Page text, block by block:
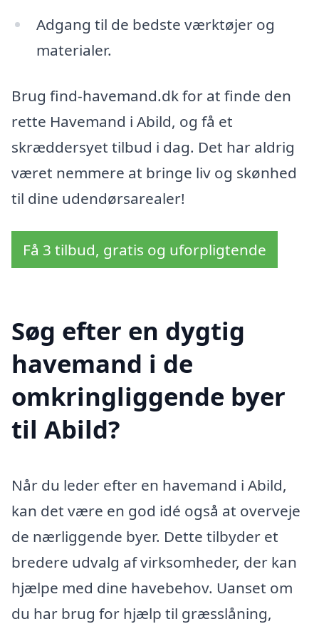
Adgang til de bedste værktøjer og
materialer.
Brug find-havemand.dk for at finde den
rette Havemand i Abild, og få et
skræddersyet tilbud i dag. Det har aldrig
været nemmere at bringe liv og skønhed
til dine udendørsarealer!
Få 3 tilbud, gratis og uforpligtende
Søg efter en dygtig
havemand i de
omkringliggende byer
til Abild?
Når du leder efter en havemand i Abild,
kan det være en god idé også at overveje
de nærliggende byer. Dette tilbyder et
bredere udvalg af virksomheder, der kan
hjælpe med dine havebehov. Uanset om
du har brug for hjælp til græsslåning,